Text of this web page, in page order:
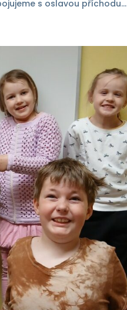
s oslavou příchodu...